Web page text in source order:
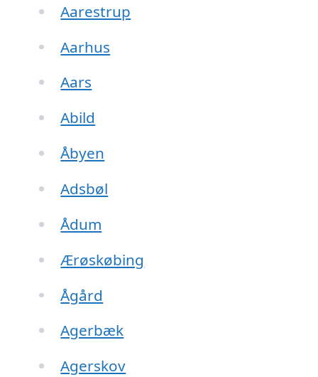
Aarestrup
Aarhus
Aars
Abild
Åbyen
Adsbøl
Ådum
Ærøskøbing
Ågård
Agerbæk
Agerskov